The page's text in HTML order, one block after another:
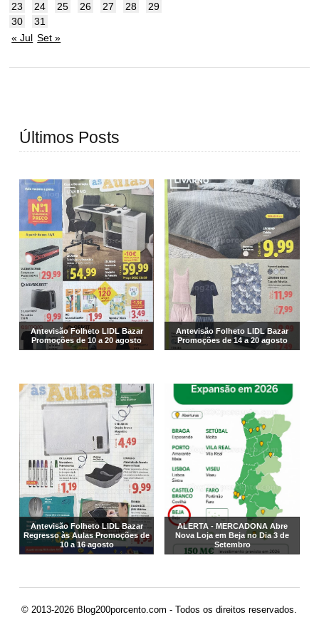
23
24 25 26 27 28
29
30
31
« Jul Set »
Últimos Posts
Antevisão Folheto LIDL Bazar
Promoções de 10 a 20 agosto
Antevisão Folheto LIDL Bazar
Promoções de 14 a 20 agosto
Antevisão Folheto LIDL Bazar
Regresso às Aulas Promoções de
10 a 16 agosto
ALERTA - MERCADONA Abre
Nova Loja em Beja no Dia 3 de
Setembro
© 2013-2026 Blog200porcento.com - Todos os direitos reservados.